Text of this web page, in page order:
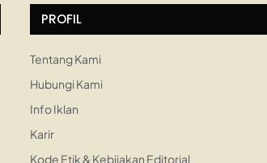
PROFIL
Tentang Kami
Hubungi Kami
Info Iklan
Karir
Kode Etik & Kebijakan Editorial